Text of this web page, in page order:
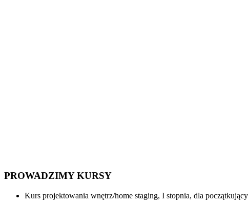
PROWADZIMY KURSY
Kurs projektowania wnętrz/home staging, I stopnia, dla